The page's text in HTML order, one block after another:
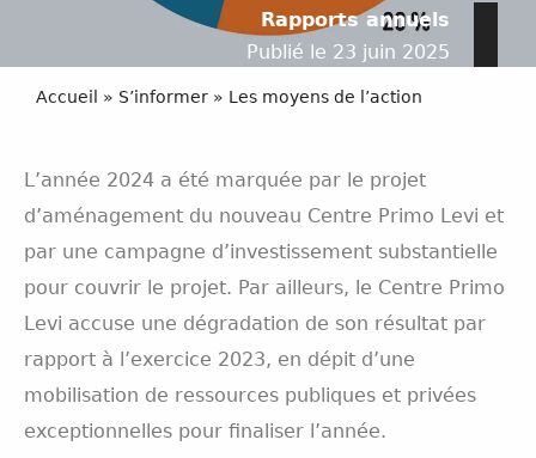
Rapports annuels
Publié le 23 juin 2025
Accueil » S’informer » Les moyens de l’action
L’année 2024 a été marquée par le projet
d’aménagement du nouveau Centre Primo Levi et
par une campagne d’investissement substantielle
pour couvrir le projet. Par ailleurs, le Centre Primo
Levi accuse une dégradation de son résultat par
rapport à l’exercice 2023, en dépit d’une
mobilisation de ressources publiques et privées
exceptionnelles pour finaliser l’année.